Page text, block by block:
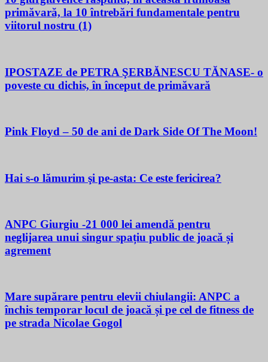
primăvară, la 10 întrebări fundamentale pentru
viitorul nostru (1)
IPOSTAZE de PETRA ŞERBĂNESCU TĂNASE- o
poveste cu dichis, în început de primăvară
Pink Floyd – 50 de ani de Dark Side Of The Moon!
Hai s-o lămurim şi pe-asta: Ce este fericirea?
ANPC Giurgiu -21 000 lei amendă pentru
neglijarea unui singur spațiu public de joacă și
agrement
Mare supărare pentru elevii chiulangii: ANPC a
închis temporar locul de joacă și pe cel de fitness de
pe strada Nicolae Gogol